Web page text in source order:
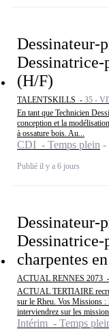
Dessinateur-
Dessinatrice-
(H/F)
TALENTSKILLS - 35 -
En tant que Technicien
conception et la
à ossature bois. Au...
CDI - Temps plein
Publié il y a 6 jours
Dessinateur-
Dessinatrice-
charpentes
ACTUAL RENNES 2073 -
ACTUAL TERTIAIRE
sur le Rheu. Vos Missions :
interviendrez sur les
Intérim - Temps